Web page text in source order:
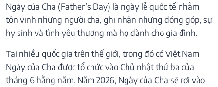
Ngày của Cha (Father’s Day) là ngày lễ quốc tế nhằm
tôn vinh những người cha, ghi nhận những đóng góp, sự
hy sinh và tình yêu thương mà họ dành cho gia đình.
Tại nhiều quốc gia trên thế giới, trong đó có Việt Nam,
Ngày của Cha được tổ chức vào Chủ nhật thứ ba của
tháng 6 hằng năm. Năm 2026, Ngày của Cha sẽ rơi vào